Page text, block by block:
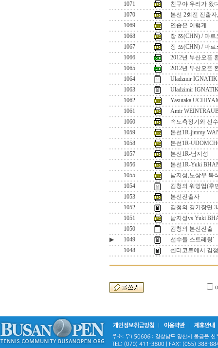
1071
친구야 우리가 왔
1070
본선 2회전 진출
1069
연습은 이렇게
1068
장 쯔(CHN) / 마
1067
장 쯔(CHN) / 마
1066
2012년 부산오픈
1065
2012년 부산오픈
1064
Uladzmir
1063
Uladzimir
1062
Yasutaka
1061
Amir
1060
속도측정기와 선
1059
본선1R-jimmy
1058
본선1R-
1057
본선1R-남지성
1056
본선1R-Yuki
1055
남지성,노상우 복
1054
김청의 워밍업(후
1053
본선진출자
1052
김청의 경기장면
1051
남지성vs Yuki
1050
김청의 본선진출
▶
1049
선수들 스트레칭`
1048
센터코트에서 김